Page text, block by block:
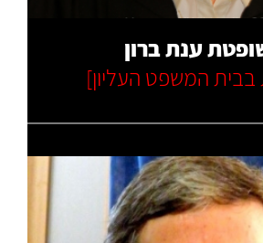
ענת ברון
המשפט העליון]